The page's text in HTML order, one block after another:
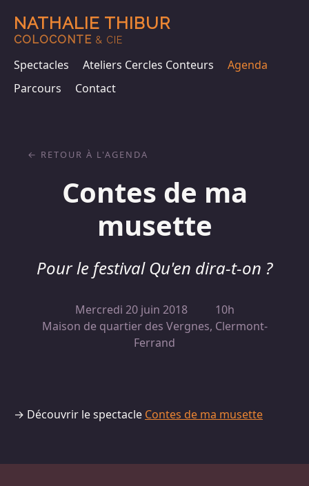
NATHALIE THIBUR
COLOCONTE & CIE
Spectacles Ateliers Cercles Conteurs
Agenda
Parcours
Contact
Contes de ma
musette
Pour le festival Qu'en dira-t-on ?
Mercredi 20 juin 2018
10h
Maison de quartier des Vergnes, Clermont-
Ferrand
RETOUR À L'AGENDA
→ Découvrir le spectacle Contes de ma musette